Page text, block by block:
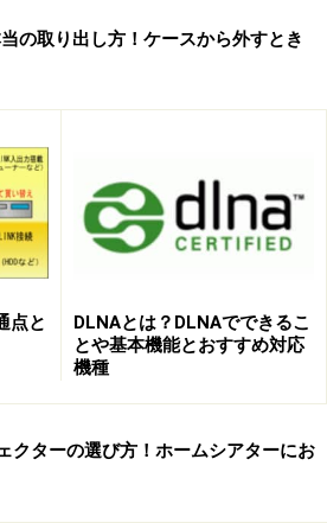
のです。最新の内容をご確認くださ
の取り出し方！ケースから外すとき
点と
DLNAとは？DLNAでできるこ
とや基本機能とおすすめ対応
機種
クターの選び方！ホームシアターにお